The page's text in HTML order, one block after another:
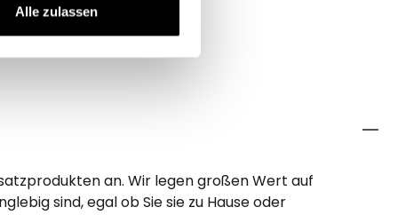
Alle zulassen
an. Wir legen großen Wert auf
sind, egal ob Sie sie zu Hause oder